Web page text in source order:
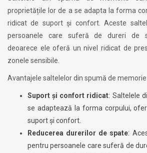
proprietățile lor de a se adapta la forma
ridicat de suport și confort. Aceste
persoanele care suferă de dureri de
deoarece ele oferă un nivel ridicat de
zonele sensibile.
Avantajele saltelelor din spumă de memorie
Suport și confort ridicat: Saltelele
se adaptează la forma corpului,
suport și confort.
Reducerea durerilor de spate:
pentru persoanele care suferă de